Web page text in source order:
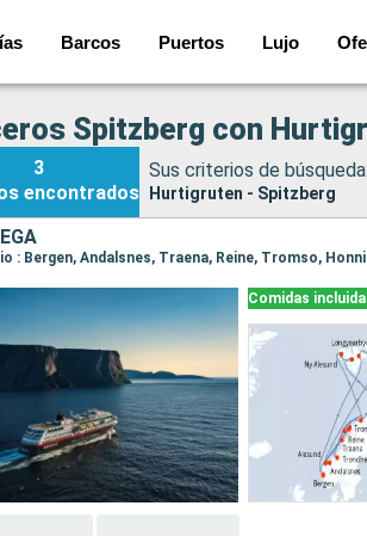
Barcos Puertos Lujo
Spitzberg con
3
encontrados
Sus criterios de búsqueda:
Hurtigruten - Spitzberg
Comidas